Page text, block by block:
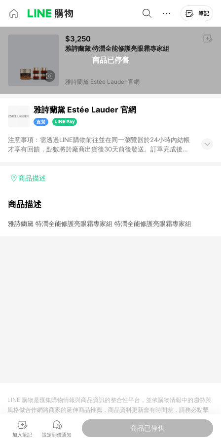
筆記
商品已停售
$3,250
雅詩蘭黛 特潤全能修護亮眼霜專家組
雅詩蘭黛 Estée Lauder 官網
雅詩蘭黛 Estée Lauder 官網
注意事項：需透過LINE購物前往並在同一瀏覽器於24小時內結帳
才享有回饋，點數將於廠商出貨後30天前後發送。訂單完成後
商品描述
商品描述
雅詩蘭黛 特潤全能修護亮眼霜專家組 特潤全能修護亮眼霜專家組
加入筆記 設定到價通知
商品已停售
LINE 購物是匯集購物情報與商品資訊的整合性平台，並依購物情報中的趨勢與
風格做合作網路商家的延伸商品推薦，商品資料更新會有時間差，請務必點擊
商品至各合作網路商家，確認現售價與購物條件，一切資訊以合作廠商網頁為
準。